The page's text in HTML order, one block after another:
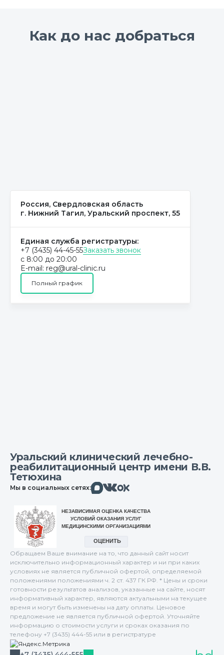
Как до нас добраться
Россия, Свердловская область
г. Нижний Тагил, Уральский проспект, 55
Единая служба регистратуры:
+7 (3435) 44-45-55Заказать звонок
с 8:00 до 20:00
E-mail: reg@ural-clinic.ru
Полный график
Уральский клинический лечебно-
реабилитационный центр имени В.В.
Тетюхина
Мы в социальных сетях:МаксВконтактеОдноклассники
Обращаем Ваше внимание на то, что данный сайт носит
исключительно информационный характер и ни при каких
условиях не является публичной офертой, определяемой
положениями положениями ч. 2 ст. 437 ГК РФ. * Цены и сроки
готовности результатов анализов, указанные на сайте, носят
информативный характер, являются актуальными на текущее
время и могут быть изменены на дату оплаты. Ценовое
предложение не является публичной офертой. Уточняйте
информацию о стоимости услуги и сроках оказания по
телефону +7 (3435) 444-55 или в регистратуре